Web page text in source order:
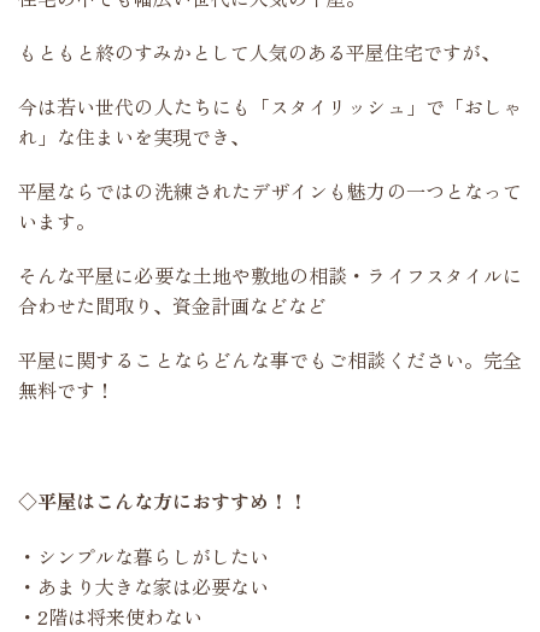
もともと終のすみかとして人気のある平屋住宅ですが、
今は若い世代の人たちにも「スタイリッシュ」で「おしゃ
れ」な住まいを実現でき、
平屋ならではの洗練されたデザインも魅力の一つとなって
います。
そんな平屋に必要な土地や敷地の相談・ライフスタイルに
合わせた間取り、資金計画などなど
平屋に関することならどんな事でもご相談ください。完全
無料です！
◇平屋はこんな方におすすめ！！
・シンプルな暮らしがしたい
・あまり大きな家は必要ない
・2階は将来使わない